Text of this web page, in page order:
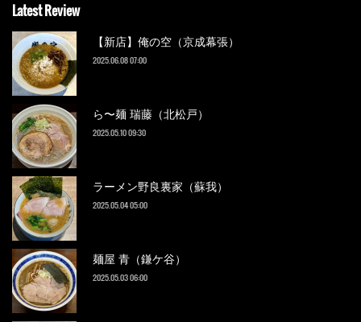
Latest Review
【新店】俺の空（京成幕張）
2025.06.08 07:00
ら〜麺 瑞藤（北松戸）
2025.05.10 09:30
ラーメン野良裏家（蘇我）
2025.05.04 05:00
麺屋 青（鎌ケ谷）
2025.05.03 06:00